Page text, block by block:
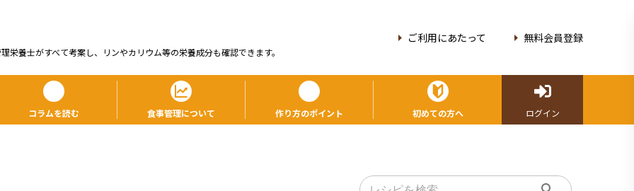
栄養⼠がすべて考案し、リンやカリウム等の栄養成分も確認できます。
ご利用にあたって 無料会員登録
コラムを読む 食事管理について 作り方のポイント 初めての方へ ログイン